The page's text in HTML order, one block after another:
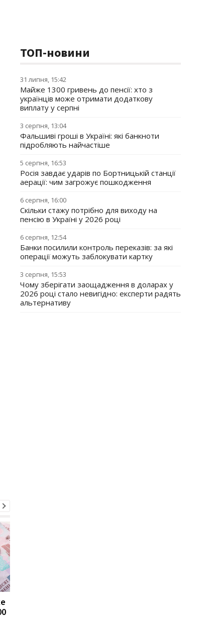
ТОП-новини
31 липня, 15:42
Майже 1300 гривень до пенсії: хто з
українців може отримати додаткову
виплату у серпні
3 серпня, 13:04
Фальшиві гроші в Україні: які банкноти
підробляють найчастіше
5 серпня, 16:53
Росія завдає ударів по Бортницькій станції
аерації: чим загрожує пошкодження
6 серпня, 16:00
Скільки стажу потрібно для виходу на
пенсію в Україні у 2026 році
6 серпня, 12:54
Банки посилили контроль переказів: за які
операції можуть заблокувати картку
3 серпня, 15:53
Чому зберігати заощадження в доларах у
2026 році стало невигідно: експерти радять
альтернативу